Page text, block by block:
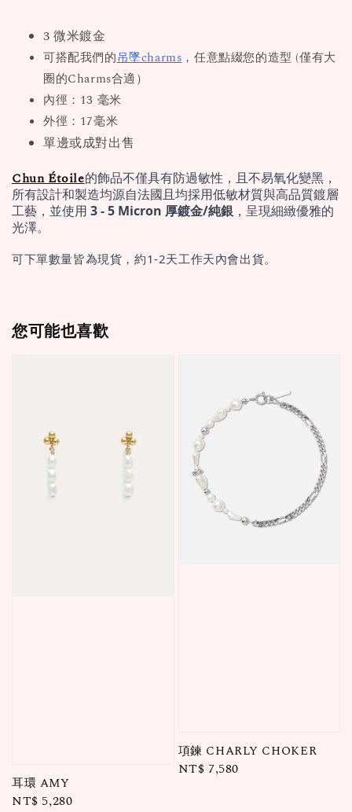
3 微米鍍金
可搭配我們的吊墜charms，任意點綴您的造型 (僅有大
圈的Charms合適）
內徑：13 毫米
外徑：17毫米
單邊或成對出售
Chun Étoile的飾品不僅具有防過敏性，且不易氧化變黑，
所有設計和製造均源自法國且均採用低敏材質與高品質鍍層
工藝，並使用 3 - 5 Micron 厚鍍金/純銀 ，呈現細緻優雅的
光澤。
可下單數量皆為現貨，約1-2天工作天內會出貨。
您可能也喜歡
耳環 AMY
Regular
NT$ 5,280
項鍊 CHARLY CHOKER
Regular
NT$ 7,580